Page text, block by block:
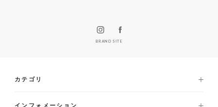
BRAND SITE
カテゴリ
インフォメーション